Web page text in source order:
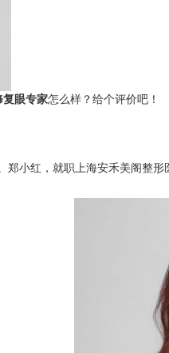
复眼专家怎么样？给个评价吧！
郑小红，就职上海安禾美阁整